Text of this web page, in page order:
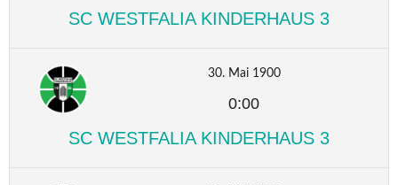
SC WESTFALIA KINDERHAUS 3
30. Mai 1900
0:00
SC WESTFALIA KINDERHAUS 3